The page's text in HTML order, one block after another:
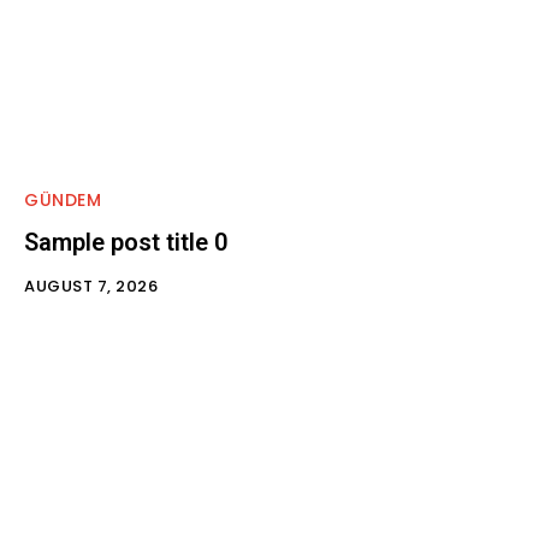
GÜNDEM
Sample post title 0
AUGUST 7, 2026